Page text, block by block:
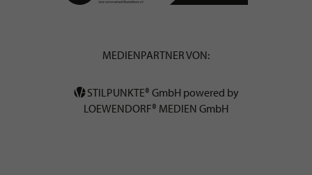
MEDIENPARTNER VON:
STILPUNKTE® GmbH powered by
LOEWENDORF® MEDIEN GmbH